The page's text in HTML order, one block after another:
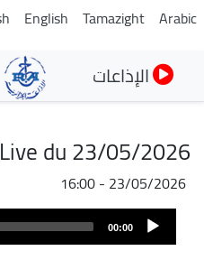
Arabic
Tamazight
English
الإذاعات
du 23/05/2026
23/05/2026 - 16:00
Audio
Player
00:00